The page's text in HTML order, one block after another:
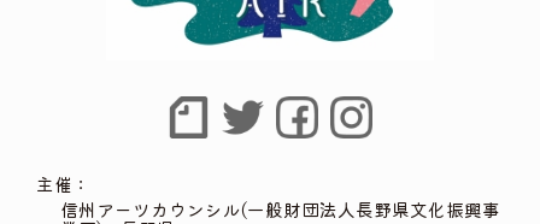
主催：
信州アーツカウンシル(一般財団法人長野県文化振興事